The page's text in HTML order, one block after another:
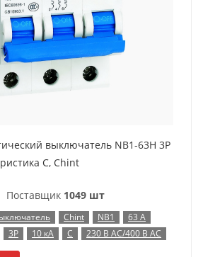
выключатель NB1-63H 3P
C, Chint
Поставщик 1049 шт
Chint NB1
63 А
3P 10 кА C 230 В AC/400 В AC